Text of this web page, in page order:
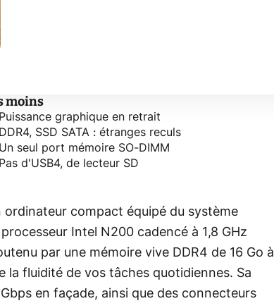
moins
Puissance graphique en retrait
DDR4, SSD SATA : étranges reculs
Un seul port mémoire SO-DIMM
Pas d'USB4, de lecteur SD
ordinateur compact équipé du système
Intel N200 cadencé à 1,8 GHz
par une mémoire vive DDR4 de 16 Go à
la fluidité de vos tâches quotidiennes. Sa
en façade, ainsi que des connecteurs